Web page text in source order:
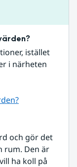
istället
i närheten
och gör det
rum. Den är
ha koll på